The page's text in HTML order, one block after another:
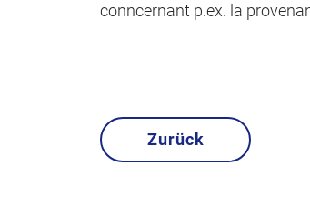
conncernant p.ex. la
Zurück